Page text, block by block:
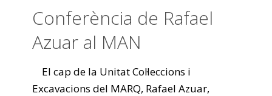
Conferència de Rafael
Azuar al MAN
El cap de la Unitat Col·leccions i
Excavacions del MARQ, Rafael Azuar,